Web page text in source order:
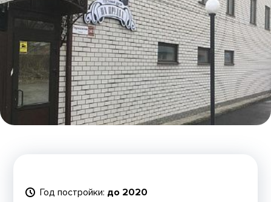
Год постройки: до 2020